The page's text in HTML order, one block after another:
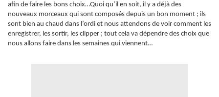
afin de faire les bons choix…Quoi qu’il en soit, il y a déjà des
nouveaux morceaux qui sont composés depuis un bon moment ; ils
sont bien au chaud dans l’ordi et nous attendons de voir comment les
enregistrer, les sortir, les clipper ; tout cela va dépendre des choix que
nous allons faire dans les semaines qui viennent…